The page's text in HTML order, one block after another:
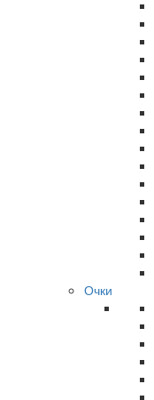
Очки